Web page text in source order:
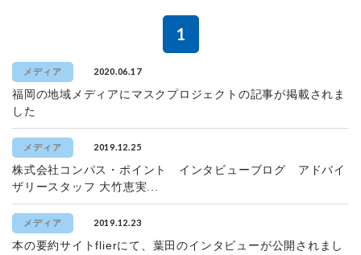
1
メディア 2020.06.17
福岡の地域メディアにマスクプロジェクトの記事が掲載されま
した
メディア 2019.12.25
株式会社コンパス・ポイント インタビューブログ アドバイ
ザリースタッフ 大竹恵実...
メディア 2019.12.23
本の要約サイトflierにて、葉田のインタビューが公開されまし